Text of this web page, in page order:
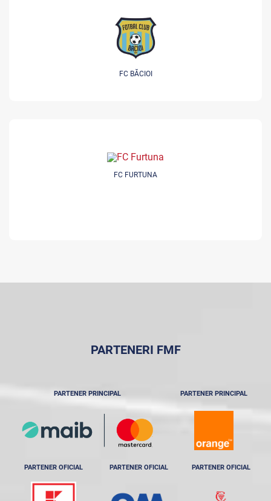
FC BĂCIOI
FC FURTUNA
PARTENERI FMF
PARTENER PRINCIPAL PARTENER PRINCIPAL
PARTENER OFICIAL PARTENER OFICIAL PARTENER OFICIAL